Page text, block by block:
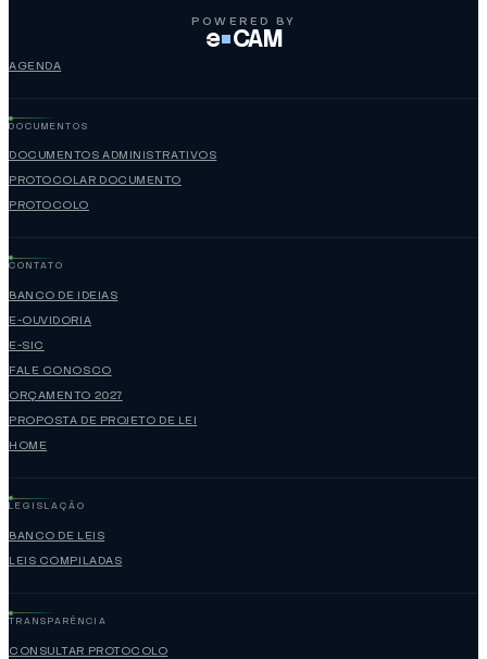
POWERED BY
e CAM
AGENDA
DOCUMENTOS
DOCUMENTOS ADMINISTRATIVOS
PROTOCOLAR DOCUMENTO
PROTOCOLO
CONTATO
BANCO DE IDEIAS
E-OUVIDORIA
E-SIC
FALE CONOSCO
ORÇAMENTO 2027
PROPOSTA DE PROJETO DE LEI
HOME
LEGISLAÇÃO
BANCO DE LEIS
LEIS COMPILADAS
TRANSPARÊNCIA
CONSULTAR PROTOCOLO